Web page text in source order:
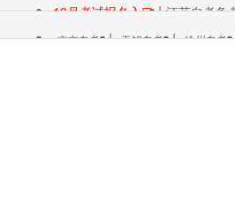
10月考试报名入口 | 江苏自考备
南京自考 | 无锡自考 | 徐州自考